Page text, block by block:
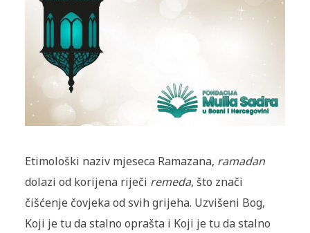
Etimološki naziv mjeseca Ramazana, ramadan
dolazi od korijena riječi remeda, što znači
čišćenje čovjeka od svih grijeha. Uzvišeni Bog,
Koji je tu da stalno oprašta i Koji je tu da stalno